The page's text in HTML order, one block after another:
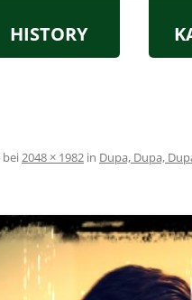
HISTORY
bei2048 × 1982 in Dupa, Dupa,